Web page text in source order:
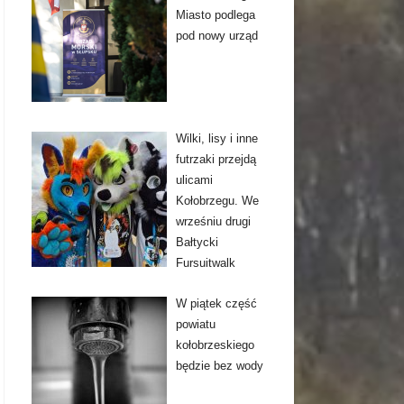
Miasto podlega
pod nowy urząd
Wilki, lisy i inne
futrzaki przejdą
ulicami
Kołobrzegu. We
wrześniu drugi
Bałtycki
Fursuitwalk
W piątek część
powiatu
kołobrzeskiego
będzie bez wody